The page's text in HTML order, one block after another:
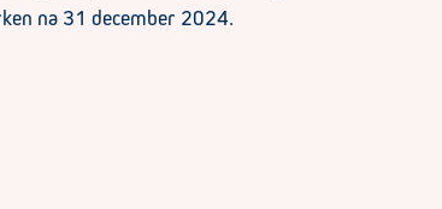
na 31 december 2024.